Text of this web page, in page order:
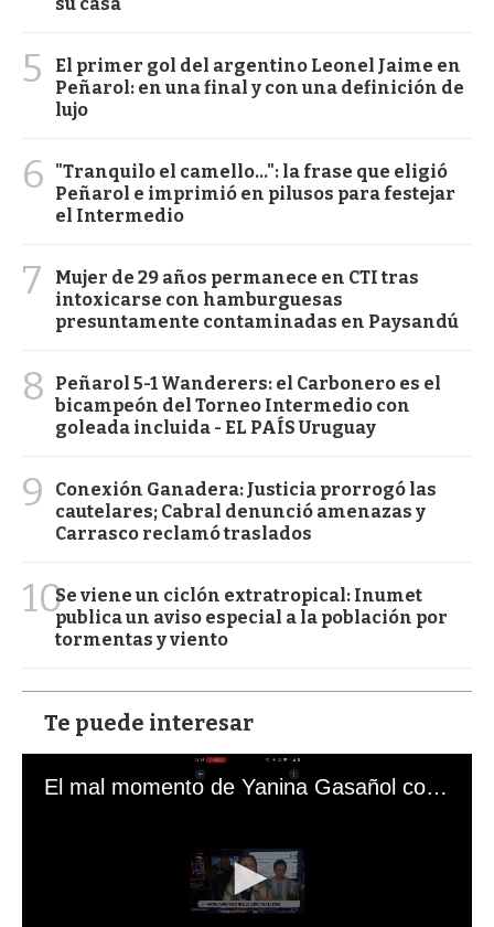
5
El primer gol del argentino Leonel Jaime en
Peñarol: en una final y con una definición de
lujo
6
"Tranquilo el camello...": la frase que eligió
Peñarol e imprimió en pilusos para festejar
el Intermedio
7
Mujer de 29 años permanece en CTI tras
intoxicarse con hamburguesas
presuntamente contaminadas en Paysandú
8
Peñarol 5-1 Wanderers: el Carbonero es el
bicampeón del Torneo Intermedio con
goleada incluida - EL PAÍS Uruguay
9
Conexión Ganadera: Justicia prorrogó las
cautelares; Cabral denunció amenazas y
Carrasco reclamó traslados
10Se viene un ciclón extratropical: Inumet
publica un aviso especial a la población por
tormentas y viento
Te puede interesar
El mal momento de Yanina Gasañol con un hincha argentino en "Subrayado"